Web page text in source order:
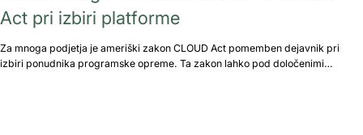
Act pri izbiri platforme
Za mnoga podjetja je ameriški zakon CLOUD Act pomemben dejavnik pri
izbiri ponudnika programske opreme. Ta zakon lahko pod določenimi…